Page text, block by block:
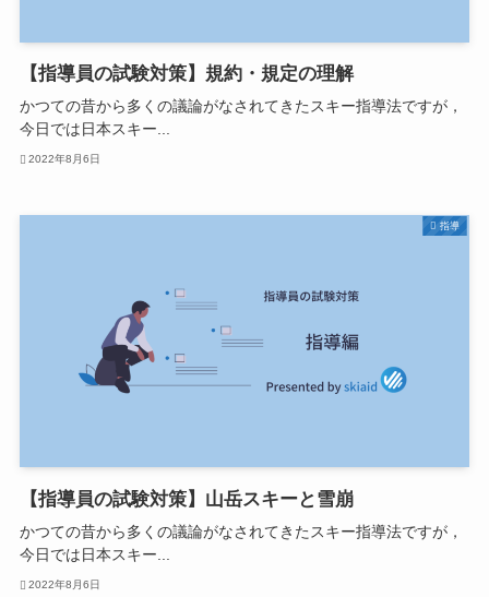
【指導員の試験対策】規約・規定の理解
かつての昔から多くの議論がなされてきたスキー指導法ですが，
今日では日本スキー...
2022年8月6日
指導
【指導員の試験対策】山岳スキーと雪崩
かつての昔から多くの議論がなされてきたスキー指導法ですが，
今日では日本スキー...
2022年8月6日